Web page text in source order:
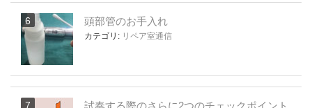
頭部管のお手入れ
カテゴリ: リペア室通信
試奏する際のさらに2つのチェックポイント